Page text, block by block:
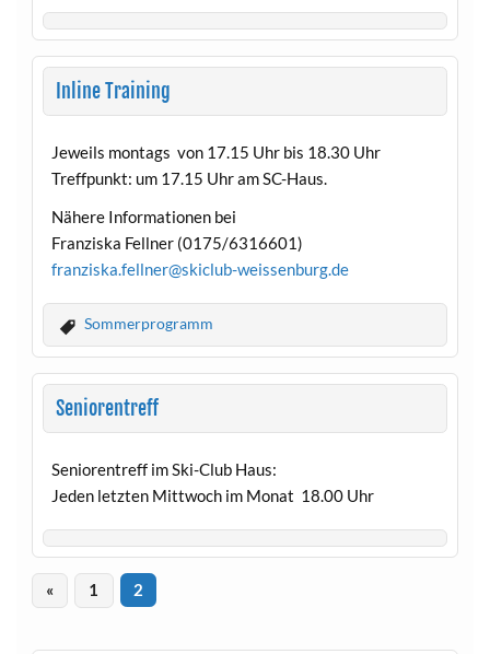
Inline Training
Jeweils montags von 17.15 Uhr bis 18.30 Uhr
Treffpunkt: um 17.15 Uhr am SC-Haus.
Nähere Informationen bei
Franziska Fellner (0175/6316601)
franziska.fellner@skiclub-weissenburg.de
Sommerprogramm
Seniorentreff
Seniorentreff im Ski-Club Haus:
Jeden letzten Mittwoch im Monat 18.00 Uhr
« 1 2